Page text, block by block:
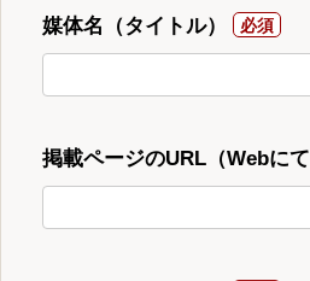
媒体名（タイトル）
掲載ページのURL（Webにて